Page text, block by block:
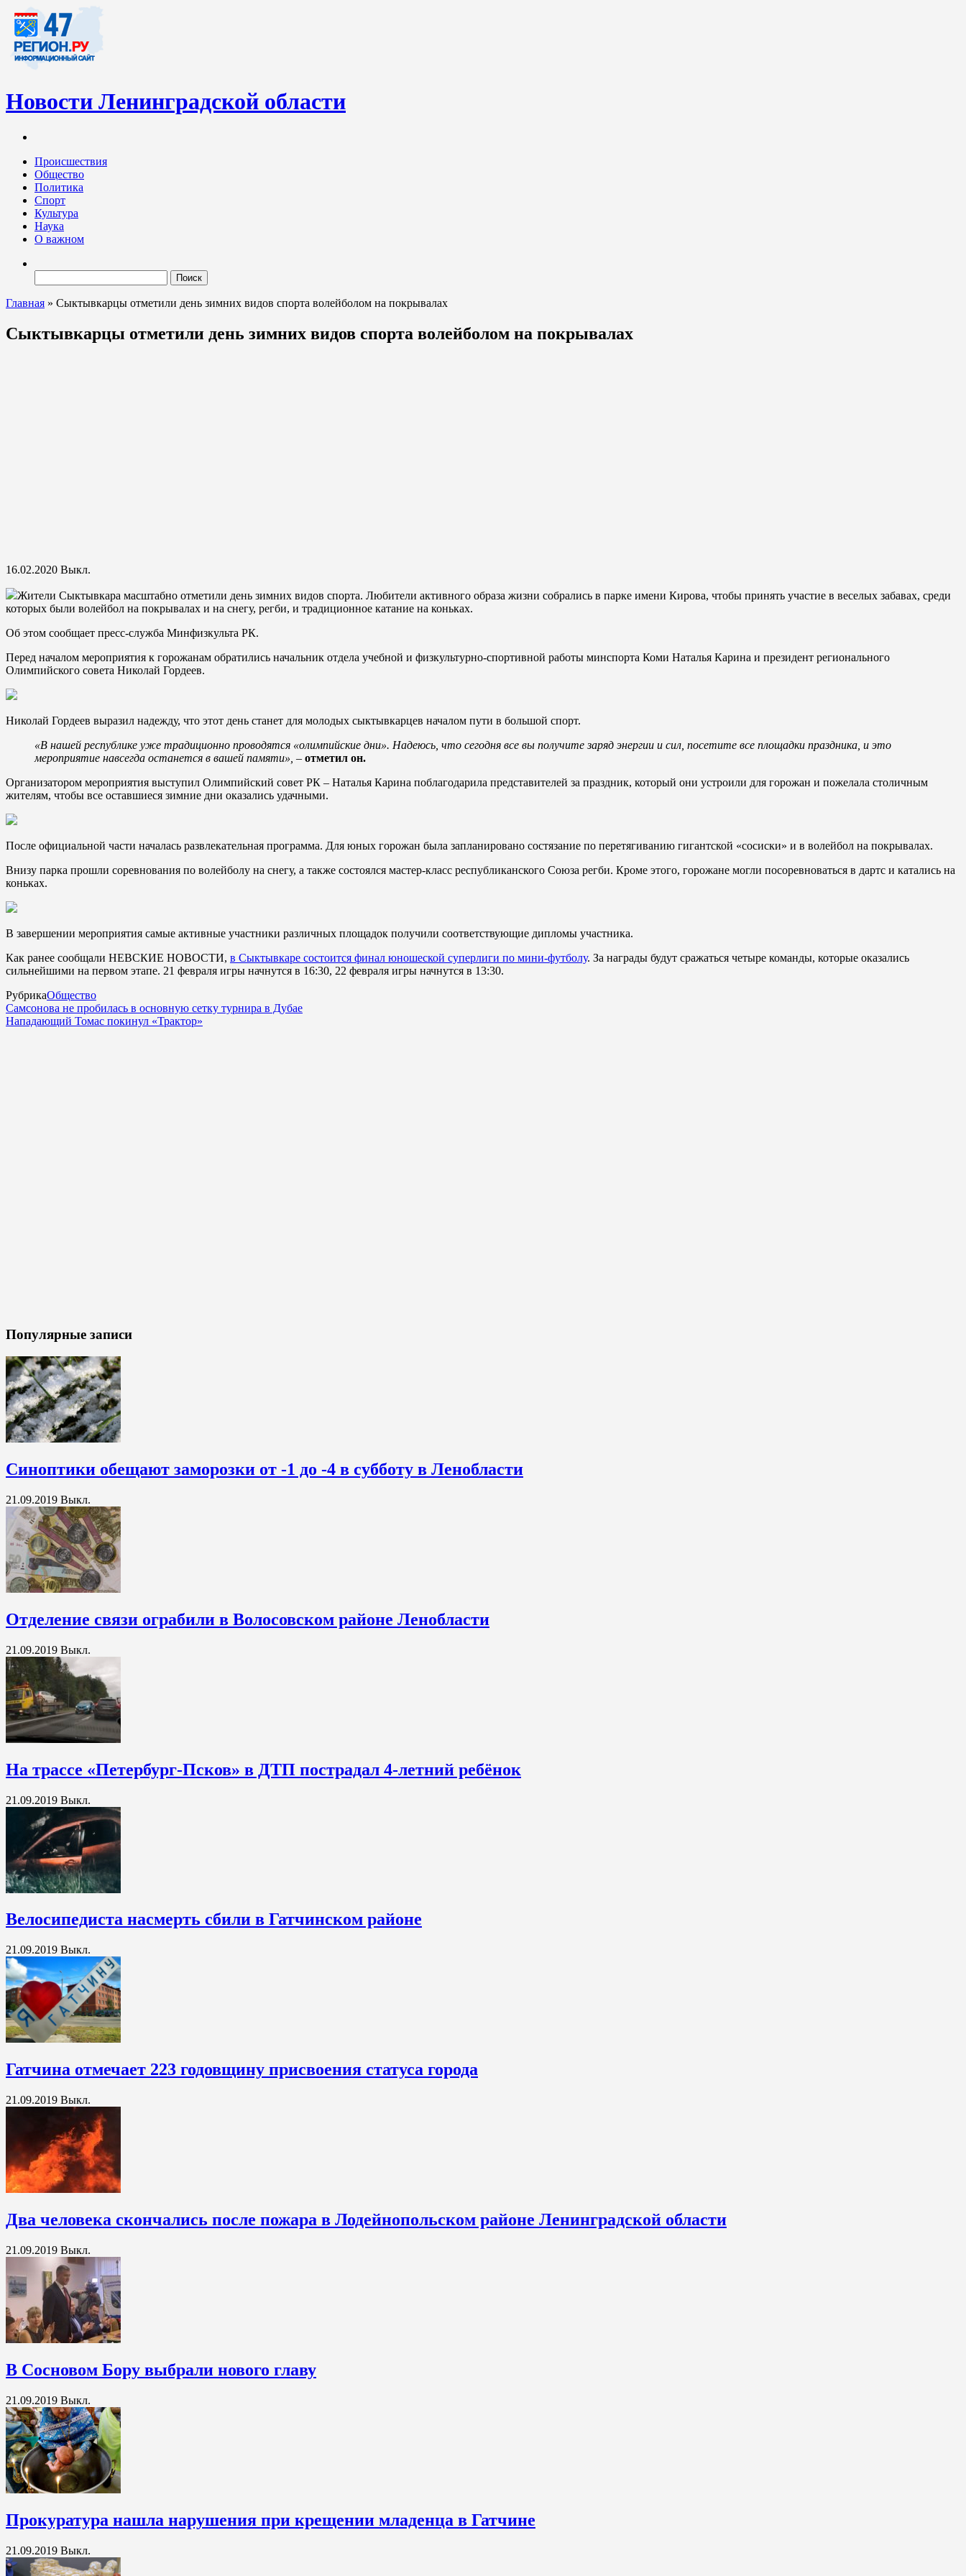
Новости Ленинградской области
Ленинградских новостей обновляется регулярно. Мы рассказываем о происходящем «в верхах» и о судьбах простых людях, о том, что касается каждого жителя Ленинградской области.
Происшествия
Общество
Политика
Спорт
Культура
Наука
О важном
Главная » Сыктывкарцы отметили день зимних видов спорта волейболом на покрывалах
Сыктывкарцы отметили день зимних видов спорта волейболом на покрывалах
16.02.2020 Выкл.
Жители Сыктывкара масштабно отметили день зимних видов спорта. Любители активного образа жизни собрались в парке имени Кирова, чтобы принять участие в веселых забавах, среди
которых были волейбол на покрывалах и на снегу, регби, и традиционное катание на коньках.
Об этом сообщает пресс-служба Минфизкульта РК.
Перед началом мероприятия к горожанам обратились начальник отдела учебной и физкультурно-спортивной работы минспорта Коми Наталья Карина и президент регионального
Олимпийского совета Николай Гордеев.
Николай Гордеев выразил надежду, что этот день станет для молодых сыктывкарцев началом пути в большой спорт.
«В нашей республике уже традиционно проводятся «олимпийские дни». Надеюсь, что сегодня все вы получите заряд энергии и сил, посетите все площадки праздника, и это
мероприятие навсегда останется в вашей памяти», – отметил он.
Организатором мероприятия выступил Олимпийский совет РК – Наталья Карина поблагодарила представителей за праздник, который они устроили для горожан и пожелала столичным
жителям, чтобы все оставшиеся зимние дни оказались удачными.
После официальной части началась развлекательная программа. Для юных горожан была запланировано состязание по перетягиванию гигантской «сосиски» и в волейбол на покрывалах.
Внизу парка прошли соревнования по волейболу на снегу, а также состоялся мастер-класс республиканского Союза регби. Кроме этого, горожане могли посоревноваться в дартс и катались на
коньках.
В завершении мероприятия самые активные участники различных площадок получили соответствующие дипломы участника.
Как ранее сообщали НЕВСКИЕ НОВОСТИ, в Сыктывкаре состоится финал юношеской суперлиги по мини-футболу. За награды будут сражаться четыре команды, которые оказались
сильнейшими на первом этапе. 21 февраля игры начнутся в 16:30, 22 февраля игры начнутся в 13:30.
РубрикаОбщество
Самсонова не пробилась в основную сетку турнира в Дубае
Нападающий Томас покинул «Трактор»
Популярные записи
Синоптики обещают заморозки от -1 до -4 в субботу в Ленобласти
21.09.2019 Выкл.
Отделение связи ограбили в Волосовском районе Ленобласти
21.09.2019 Выкл.
На трассе «Петербург-Псков» в ДТП пострадал 4-летний ребёнок
21.09.2019 Выкл.
Велосипедиста насмерть сбили в Гатчинском районе
21.09.2019 Выкл.
Гатчина отмечает 223 годовщину присвоения статуса города
21.09.2019 Выкл.
Два человека скончались после пожара в Лодейнопольском районе Ленинградской области
21.09.2019 Выкл.
В Сосновом Бору выбрали нового главу
21.09.2019 Выкл.
Прокуратура нашла нарушения при крещении младенца в Гатчине
21.09.2019 Выкл.